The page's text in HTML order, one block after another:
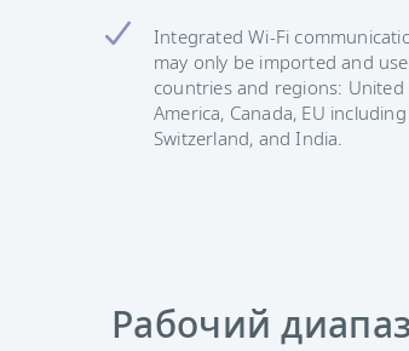
Integrated Wi-Fi
may only be imported and
countries and regions: United
America, Canada, EU
Switzerland, and India.
Рабочий